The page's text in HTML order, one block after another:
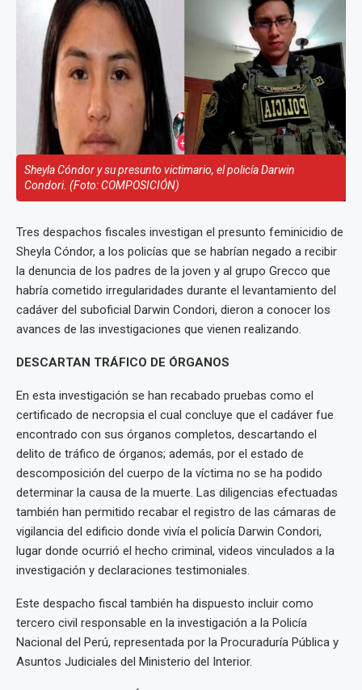
Sheyla Cóndor y su presunto victimario, el policía Darwin
Condori. (Foto: COMPOSICIÓN)
Tres despachos fiscales investigan el presunto feminicidio de
Sheyla Cóndor, a los policías que se habrían negado a recibir
la denuncia de los padres de la joven y al grupo Grecco que
habría cometido irregularidades durante el levantamiento del
cadáver del suboficial Darwin Condori, dieron a conocer los
avances de las investigaciones que vienen realizando.
DESCARTAN TRÁFICO DE ÓRGANOS
En esta investigación se han recabado pruebas como el
certificado de necropsia el cual concluye que el cadáver fue
encontrado con sus órganos completos, descartando el
delito de tráfico de órganos; además, por el estado de
descomposición del cuerpo de la víctima no se ha podido
determinar la causa de la muerte. Las diligencias efectuadas
también han permitido recabar el registro de las cámaras de
vigilancia del edificio donde vivía el policía Darwin Condori,
lugar donde ocurrió el hecho criminal, videos vinculados a la
investigación y declaraciones testimoniales.
Este despacho fiscal también ha dispuesto incluir como
tercero civil responsable en la investigación a la Policía
Nacional del Perú, representada por la Procuraduría Pública y
Asuntos Judiciales del Ministerio del Interior.